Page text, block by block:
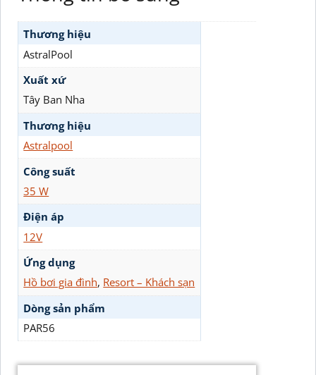
Thương hiệu
AstralPool
Xuất xứ
Tây Ban Nha
Thương hiệu
Astralpool
Công suất
35 W
Điện áp
12V
Ứng dụng
Hồ bơi gia đình, Resort – Khách sạn
Dòng sản phẩm
PAR56